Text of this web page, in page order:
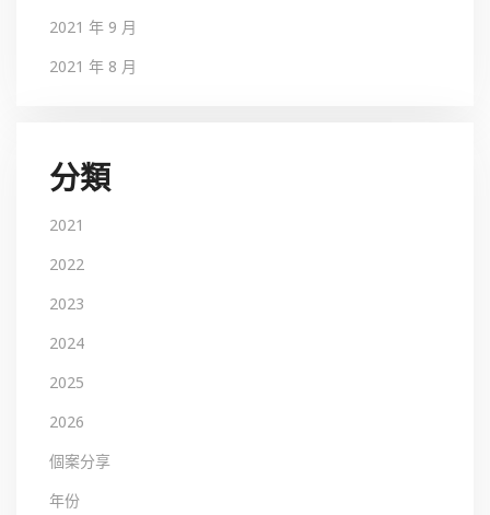
2021 年 9 月
2021 年 8 月
分類
2021
2022
2023
2024
2025
2026
個案分享
年份